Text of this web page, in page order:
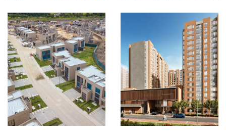
Cartagena,
Colombia
VER MÁS
Colombia
VER MÁS
IMPERMEABILIZACIÓN IMPERMEABILIZACIÓN